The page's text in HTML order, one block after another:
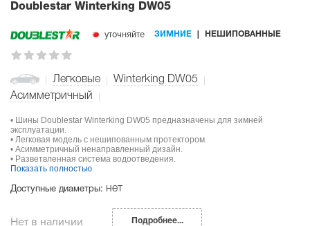
Doublestar Winterking DW05
уточняйте ЗИМНИЕ НЕШИПОВАННЫЕ
Легковые
Winterking DW05
Асимметричный
• Шины Doublestar Winterking DW05 предназначены для зимней
эксплуатации.
• Легковая модель с нешипованным протектором.
• Асимметричный ненаправленный дизайн.
• Разветвленная система водоотведения.
Показать полностью
Доступные диаметры: нет
Нет в наличии Подробнее...